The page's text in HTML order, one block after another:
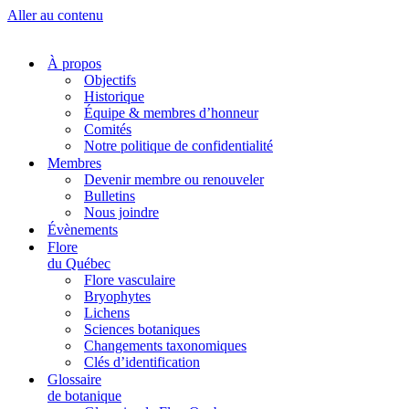
Aller au contenu
À propos
Objectifs
Historique
Équipe & membres d’honneur
Comités
Notre politique de confidentialité
Membres
Devenir membre ou renouveler
Bulletins
Nous joindre
Évènements
Flore
du Québec
Flore vasculaire
Bryophytes
Lichens
Sciences botaniques
Changements taxonomiques
Clés d’identification
Glossaire
de botanique